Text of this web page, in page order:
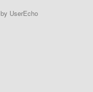
by UserEcho